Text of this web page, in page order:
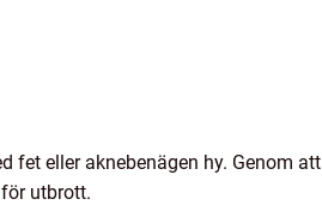
fet eller aknebenägen hy. Genom att
utbrott.